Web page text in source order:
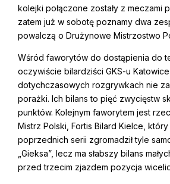
kolejki połączone zostały z meczami
zatem już w sobotę poznamy dwa
powalczą o Drużynowe Mistrzostwo
Wśród faworytów do dostąpienia do
oczywiście bilardziści GKS-u
dotychczasowych rozgrywkach nie
porażki. Ich bilans to pięć zwycięstw
punktów. Kolejnym faworytem jest
Mistrz Polski, Fortis Bilard Kielce,
poprzednich serii zgromadził tyle
„Gieksa”, lecz ma słabszy bilans
przed trzecim zjazdem pozycja